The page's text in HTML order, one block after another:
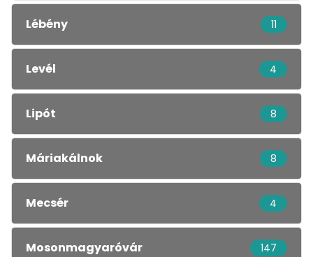
Lébény 11
Levél 4
Lipót 8
Máriakálnok 8
Mecsér 4
Mosonmagyaróvár 147